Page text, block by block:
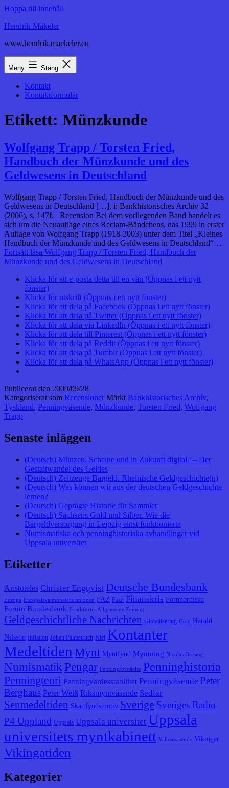
Hoppa till innehåll
Hendrik Mäkeler
www.hendrik.maekeler.eu
Meny Stäng
Kontakt
Kontaktformulär
Etikett: Münzkunde
Wolfgang Trapp / Torsten Fried,
Handbuch der Münzkunde und des
Geldwesens in Deutschland
Wolfgang Trapp / Torsten Fried, Handbuch der Münzkunde und des
Geldwesens in Deutschland […], i: Bankhistorisches Archiv 32
(2006), s. 147f. Recension Bei dem vorliegenden Band handelt es
sich um die Neuauflage eines Reclam-Bändchens, das 1999 in erster
Auflage von Wolfgang Trapp (1918-2003) unter dem Titel „Kleines
Handbuch der Münzkunde und des Geldwesens in Deutschland“…
Fortsätt läsa Wolfgang Trapp / Torsten Fried, Handbuch der
Münzkunde und des Geldwesens in Deutschland
Klicka för att e-posta detta till en vän (Öppnas i ett nytt
fönster)
Klicka för utskrift (Öppnas i ett nytt fönster)
Klicka för att dela på Facebook (Öppnas i ett nytt fönster)
Klicka för att dela på Twitter (Öppnas i ett nytt fönster)
Klicka för att dela via LinkedIn (Öppnas i ett nytt fönster)
Klicka för att dela till Pinterest (Öppnas i ett nytt fönster)
Klicka för att dela på Reddit (Öppnas i ett nytt fönster)
Klicka för att dela på Tumblr (Öppnas i ett nytt fönster)
Klicka för att dela på WhatsApp (Öppnas i ett nytt fönster)
Publicerat den 2009/09/28
Kategoriserat som Recensioner Märkt Bankhistorisches Archiv,
Tyskland, Penningväsende, Münzkunde, Torsten Fried, Wolfgang
Trapp
Senaste inläggen
(Deutsch) Münzen, Scheine und in Zukunft digital? – Der
Gestaltwandel des Geldes
(Deutsch) Zeitzeuge Bargeld. Rheinische Geldgeschichte(n)
(Deutsch) Was können wir aus der deutschen Geldgeschichte
lernen?
(Deutsch) Geprägte Historie für Sammler
(Deutsch) Sachsens Gold und Silber. Wie die
Bargeldversorgung in Leipzig einst funktionierte
Numismatiska och penninghistoriska avhandlingar vid
Uppsala universitet
Etiketter
Aristoteles Christer Engqvist Deutsche Bundesbank
Europa Europeiska monetära unionen FAZ Fazit Finanskris Fornnordiska
Forum Bundesbank Frankfurter Allgemeine Zeitung
Geldgeschichtliche Nachrichten Globalisering Gold Harald
Nilsson Inflation Johan Palmstruch Kiel Kontanter
Medeltiden Mynt Myntfynd Myntning Nicolas Oresme
Numismatik Pengar Penningförståelse Penninghistoria
Penningteori Penningvärdesstabilitet Penningväsende Peter
Berghaus Peter Weiß Riksmyntväsende Sedlar
Senmedeltiden Skattfyndsmotiv Sverige Sveriges Radio
P4 Uppland Uppsala Uppsala universitet Uppsala
universitets myntkabinett Valutaväsende Vikingar
Vikingatiden
Kategorier